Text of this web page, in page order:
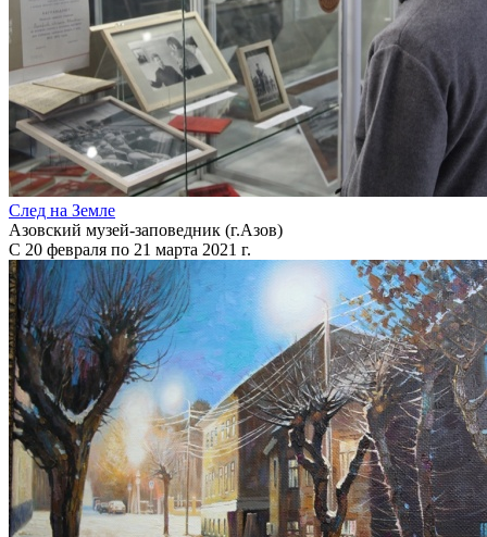
След на Земле
Азовский музей-заповедник (г.Азов)
С 20 февраля по 21 марта 2021 г.